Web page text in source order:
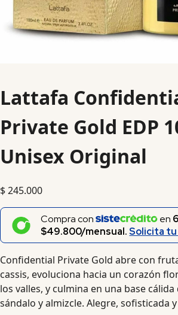
Lattafa
Private Gold EDP
Unisex Original
$245.000
Compra con en 6
$49.800/mensual.Solicita tu
Confidential Private Gold abre con
cassis, evoluciona hacia un corazón
los valles, y culmina en una base cálida
sándalo y almizcle. Alegre, sofisticada